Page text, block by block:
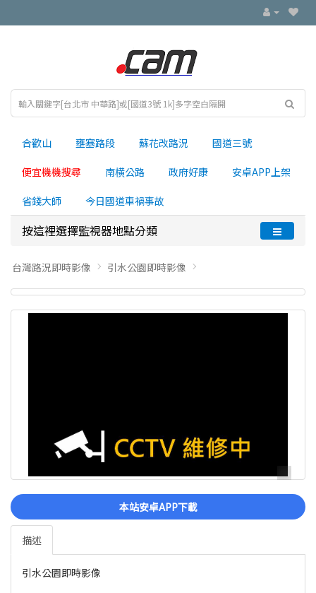
合歡山 壅塞路段 蘇花改路況 國道三號
便宜機機搜尋 南横公路 政府好康 安卓APP上架
省錢大師 今日國道車禍事故
按這裡選擇監視器地點分類
台灣路況即時影像 引水公園即時影像
本站安卓APP下載
描述
引水公園即時影像